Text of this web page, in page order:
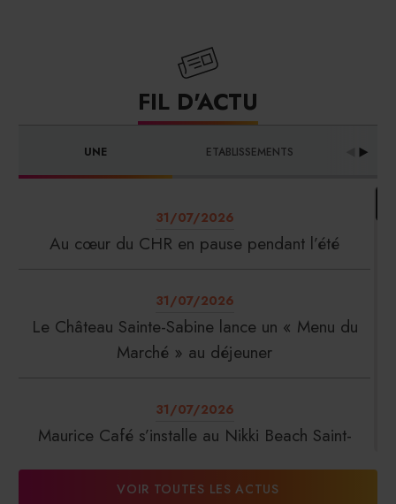
FIL D'ACTU
UNE ETABLISSEMENTS
31/07/2026
Au cœur du CHR en pause pendant l’été
31/07/2026
Le Château Sainte-Sabine lance un « Menu du
Marché » au déjeuner
31/07/2026
Maurice Café s’installe au Nikki Beach Saint-
VOIR TOUTES LES ACTUS